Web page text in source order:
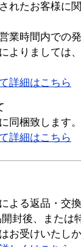
れたお客様に
業時間内での
よりましては
詳細はこちら
同梱致します。
詳細はこちら
よる返品・交
封後、または
お受けいたし